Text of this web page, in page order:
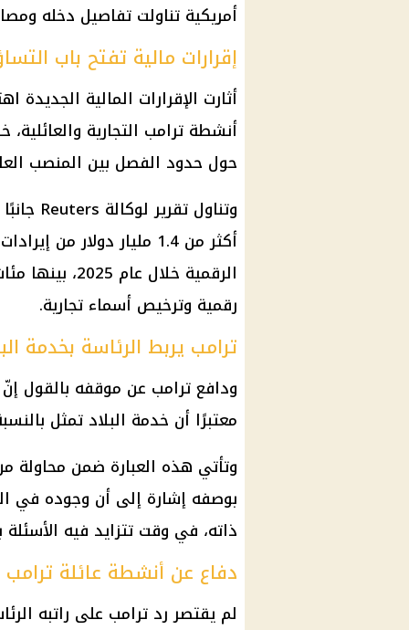
أمريكية تناولت تفاصيل دخله
إقرارات مالية تفتح باب
أثارت الإقرارات المالية الجديدة
أنشطة ترامب التجارية
حول حدود الفصل بين المنصب
وتناول تقرير لوكالة Reuters جانبًا من هذه البيانات، مشيرًا إلى أن
أكثر من 1.4 مليار
دولارمن
الرقمية خلال
رقمية وترخيص أسماء تجارية.
ترامب يربط الرئاسة بخدمة
ودافعترامب عن موقفه بالقول
معتبرًا أن خدمة البلاد تمثل
وتأتي هذه العبارة ضمن محاولة
بوصفه إشارة إلى أن وجوده في
ذاته، في وقت تتزايد فيه
دفاع عن أنشطة عائلة ترامب
لم يقتصر رد ترامب على راتبه